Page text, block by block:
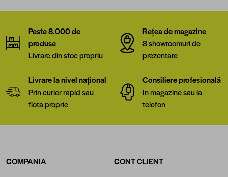
Peste 8.000 de
produse
Livrare din stoc propriu
Rețea de magazine
8 showroomuri de
prezentare
Livrare la nivel național
Prin curier rapid sau
flota proprie
Consiliere profesională
In magazine sau la
telefon
COMPANIA
CONT CLIENT